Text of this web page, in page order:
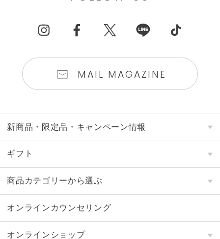
MAIL MAGAZINE
新商品・限定品・キャンペーン情報
ギフト
商品カテゴリーから選ぶ
オンラインカウンセリング
オンラインショップ